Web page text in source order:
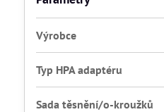
Výrobce
Typ HPA adaptéru
Sada těsnění/o-kroužků